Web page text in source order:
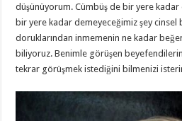
düşünüyorum. Cümbüş de bir yere kadar
bir yere kadar demeyeceğimiz şey cinsel
doruklarından inmemenin ne kadar
biliyoruz. Benimle görüşen
tekrar görüşmek istediğini bilmenizi